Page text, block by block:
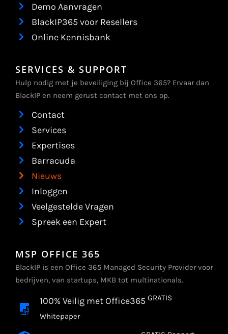
Demo Aanvragen
BlackIP365 voor Resellers
Online Kennisbank
SERVICES & SUPPORT
Hulp nodig met je beveiliging bij Office 365? Ervaar dan
BlackIP en neem gerust contact met ons op.
Contact
Services
Expertises
Barracuda
Nieuws
Inloggen
Veelgestelde Vragen
Spreek een Expert
MSP OFFICE 365
BlackIP is een Office 365 Managed Security Provider voor
bedrijven, van startups, MKB tot multinationals.
100% Veilig met Office365 GRATIS
Whitepaper